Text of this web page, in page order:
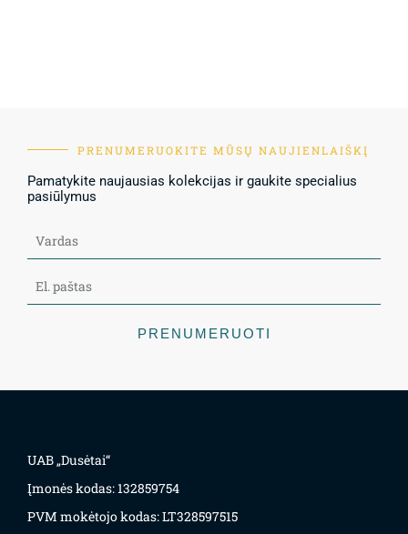
PRENUMERUOKITE MŪSŲ NAUJIENLAIŠKĮ
Pamatykite naujausias kolekcijas ir gaukite specialius
pasiūlymus
PRENUMERUOTI
UAB „Dusėtai“
Įmonės kodas: 132859754
PVM mokėtojo kodas: LT328597515